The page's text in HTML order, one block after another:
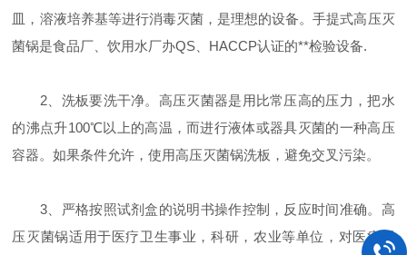
皿，溶液培养基等进行消毒灭菌，是理想的设备。手提式高压灭
菌锅是食品厂、饮用水厂办QS、HACCP认证的**检验设备.
2、洗板要洗干净。高压灭菌器是用比常压高的压力，把水
的沸点升100℃以上的高温，而进行液体或器具灭菌的一种高压
容器。如果条件允许，使用高压灭菌锅洗板，避免交叉污染。
3、严格按照试剂盒的说明书操作控制，反应时间准确。高
压灭菌锅适用于医疗卫生事业，科研，农业等单位，对医疗器